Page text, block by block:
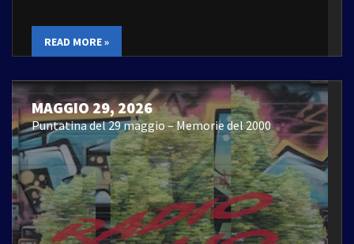
READ MORE »
MAGGIO 29, 2026
Puntatina del 29 maggio – Memorie del 2000